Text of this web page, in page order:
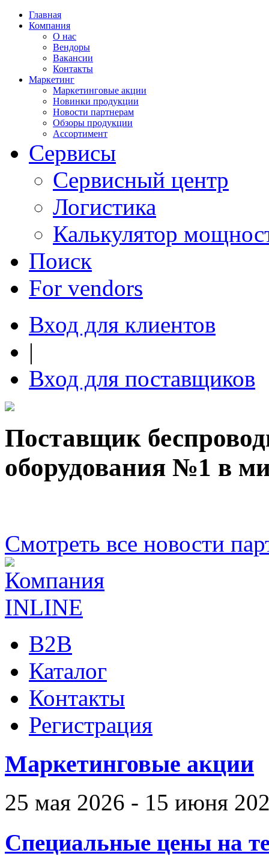
Главная
Компания
О нас
Вендоры
Вакансии
Контакты
Маркетинг
Маркетинговые акции
Новинки продукции
Новости партнерам
Обзоры продукции
Ассортимент
Сервисы
Сервисный центр
Логистика
Калькулятор
Поиск
For vendors
Вход для клиентов
|
Вход для поставщиков
Поставщик
оборудования №1 в
Смотреть все новости
B2B
Каталог
Контакты
Регистрация
Маркетинговые акции
25 мая 2026 - 15 июня
Специальные цены на